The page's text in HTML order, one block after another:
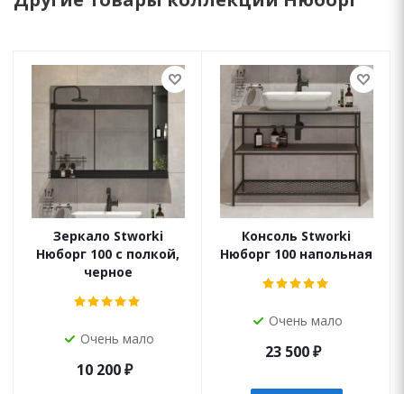
Зеркало Stworki
Нюборг 100 с полкой,
черное
Очень мало
10 200₽
Консоль Stworki
Нюборг 100 напольная
Очень мало
23 500₽